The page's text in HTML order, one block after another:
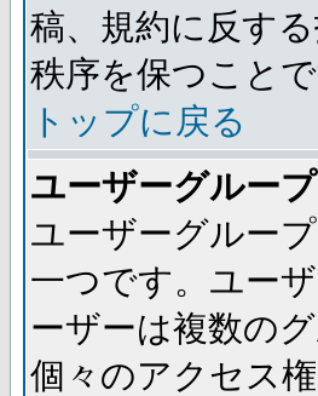
稿、規約に反す
秩序を保つことで
トップに戻る
ユーザーグルー
ユーザーグルー
一つです。ユー
ーザーは複数の
個々のアクセス